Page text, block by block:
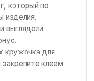
который по
изделия.
выглядели
кружочка для
клеем